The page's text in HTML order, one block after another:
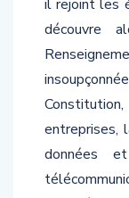
découvre
entreprises,
données
Choqué